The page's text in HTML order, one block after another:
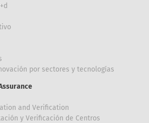
por sectores y tecnologías
and Verification
y Verificación de Centros